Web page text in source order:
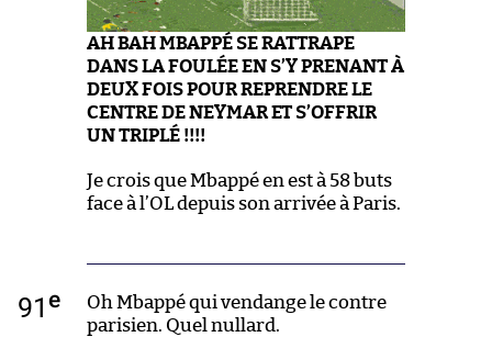
AH BAH MBAPPÉ SE RATTRAPE
DANS LA FOULÉE EN S’Y PRENANT À
DEUX FOIS POUR REPRENDRE LE
CENTRE DE NEYMAR ET S’OFFRIR
UN TRIPLÉ !!!!
Je crois que Mbappé en est à 58 buts
face à l’OL depuis son arrivée à Paris.
91 e
Oh Mbappé qui vendange le contre
parisien. Quel nullard.